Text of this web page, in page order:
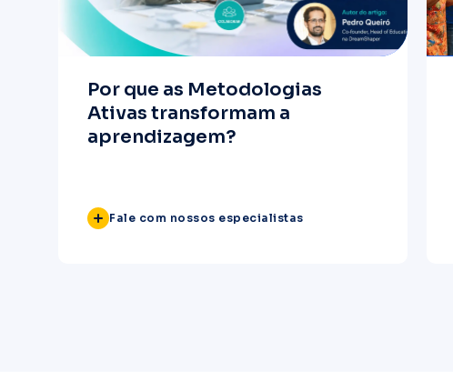
Por que as Metodologias
Ativas transformam a
aprendizagem?
Fale com nossos especialistas